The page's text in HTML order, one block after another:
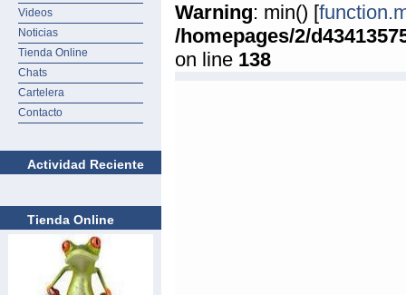
Videos
Noticias
Tienda Online
Chats
Cartelera
Contacto
Actividad Reciente
Tienda Online
Warning: min() [
/homepages/2/
on line 138